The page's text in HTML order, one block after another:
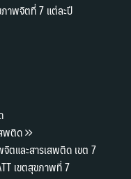
าพจิตที่ 7 แต่ละปี
พติด
ตและสารเสพติด เขต 7
เขตสุขภาพที่ 7